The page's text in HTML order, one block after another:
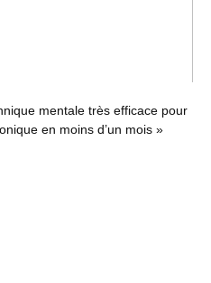
mentale très efficace pour
en moins d’un mois »